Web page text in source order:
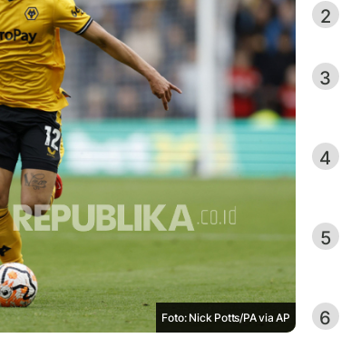
Foto: Nick Potts/PA via AP
2
3
4
5
6